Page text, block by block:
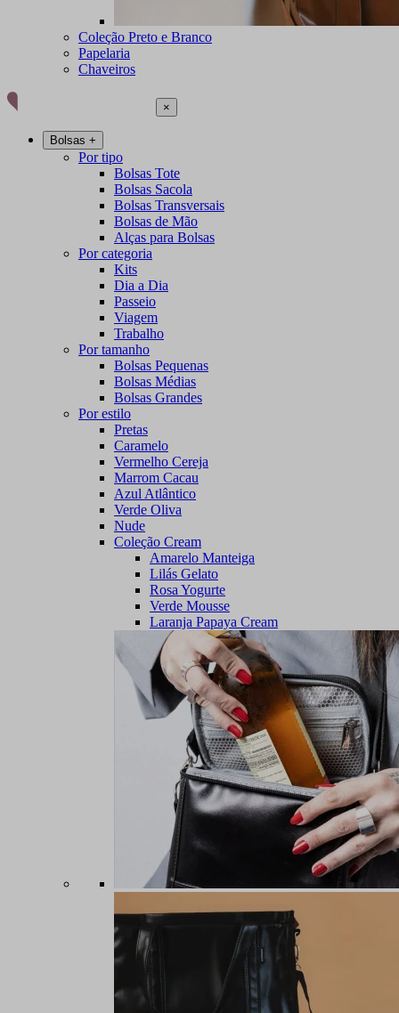
Coleção Preto e Branco
Papelaria
Chaveiros
×
Bolsas +
Por tipo
Bolsas Tote
Bolsas Sacola
Bolsas Transversais
Bolsas de Mão
Alças para Bolsas
Por categoria
Kits
Dia a Dia
Passeio
Viagem
Trabalho
Por tamanho
Bolsas Pequenas
Bolsas Médias
Bolsas Grandes
Por estilo
Pretas
Caramelo
Vermelho Cereja
Marrom Cacau
Azul Atlântico
Verde Oliva
Nude
Coleção Cream
Amarelo Manteiga
Lilás Gelato
Rosa Yogurte
Verde Mousse
Laranja Papaya Cream